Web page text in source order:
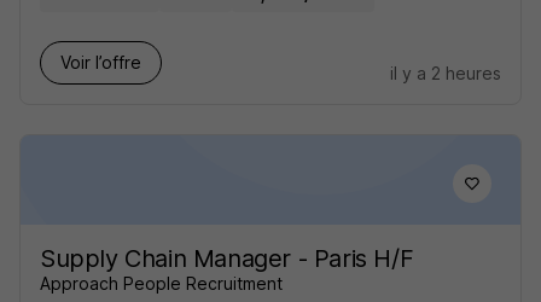
Voir l’offre
il y a 2 heures
Supply Chain Manager - Paris H/F
Approach People Recruitment